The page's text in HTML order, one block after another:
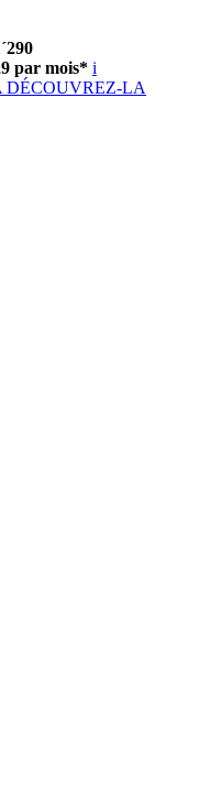
par mois* i
DÉCOUVREZ-LA